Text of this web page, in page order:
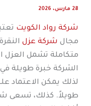
28 مارس، 2026
شركة رواد الكويت
مجال شركة عزل
متكاملة تشمل العزل
الشركة خبرة طويلة
لذلك يمكن الاعتماد
طويلاً. كذلك، تسعى